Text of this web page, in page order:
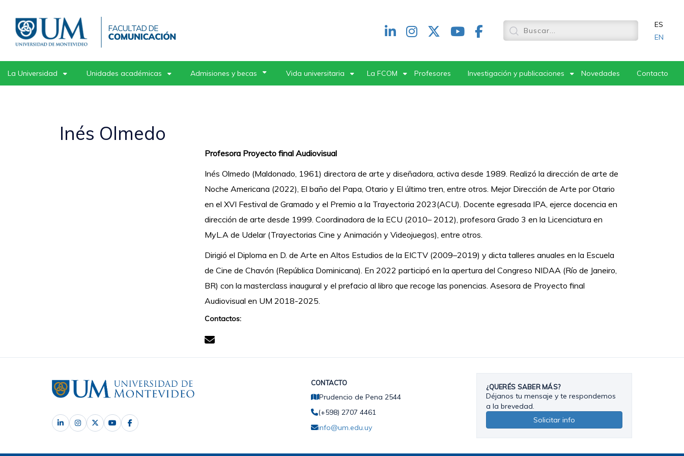
contenido
principal
Redes
header
ES
EN
La Universidad Unidades académicas Admisiones y becas Vida universitaria La FCOM Profesores Investigación y publicaciones Novedades Contacto
Inés Olmedo
Profesora Proyecto final Audiovisual
Inés Olmedo (Maldonado, 1961) directora de arte y diseñadora, activa desde 1989. Realizó la dirección de arte de
Noche Americana (2022), El baño del Papa, Otario y El último tren, entre otros. Mejor Dirección de Arte por Otario
en el XVI Festival de Gramado y el Premio a la Trayectoria 2023(ACU). Docente egresada IPA, ejerce docencia en
dirección de arte desde 1999. Coordinadora de la ECU (2010– 2012), profesora Grado 3 en la Licenciatura en
MyL.A de Udelar (Trayectorias Cine y Animación y Videojuegos), entre otros.
Dirigió el Diploma en D. de Arte en Altos Estudios de la EICTV (2009–2019) y dicta talleres anuales en la Escuela
de Cine de Chavón (República Dominicana). En 2022 participó en la apertura del Congreso NIDAA (Río de Janeiro,
BR) con la masterclass inaugural y el prefacio al libro que recoge las ponencias. Asesora de Proyecto final
Audiovisual en UM 2018-2025.
Contactos:
CONTACTO
Prudencio de Pena 2544
(+598) 2707 4461
info@um.edu.uy
¿QUERÉS SABER MÁS?
Déjanos tu mensaje y te respondemos
a la brevedad.
Solicitar info